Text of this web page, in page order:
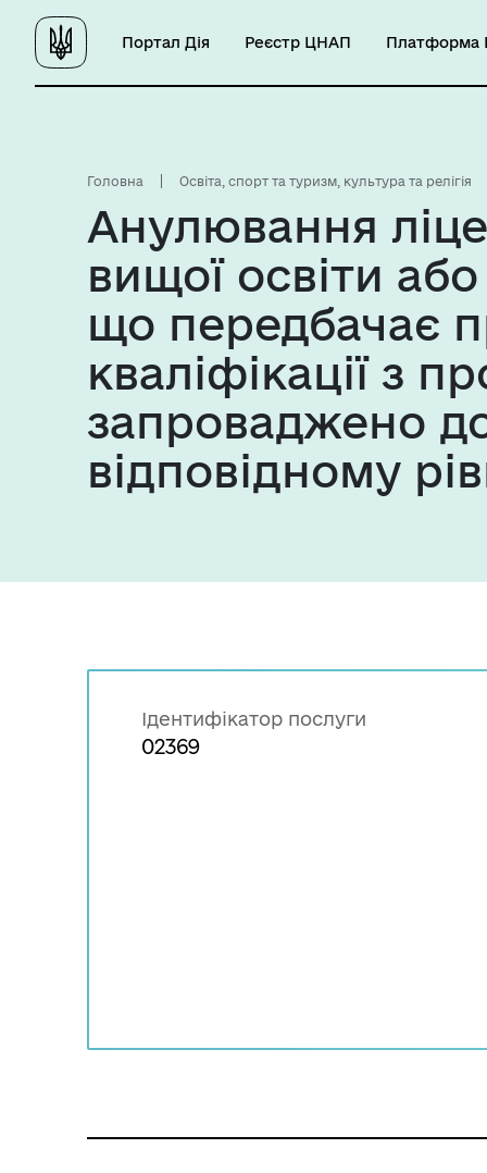
Портал Дія Реєстр ЦНАП Платформа
Головна Освіта, спорт та туризм, культура та релігія
Анулювання
вищої освіти
що передбачає
кваліфікації з
запроваджено
відповідному
Ідентифікатор послуги
02369